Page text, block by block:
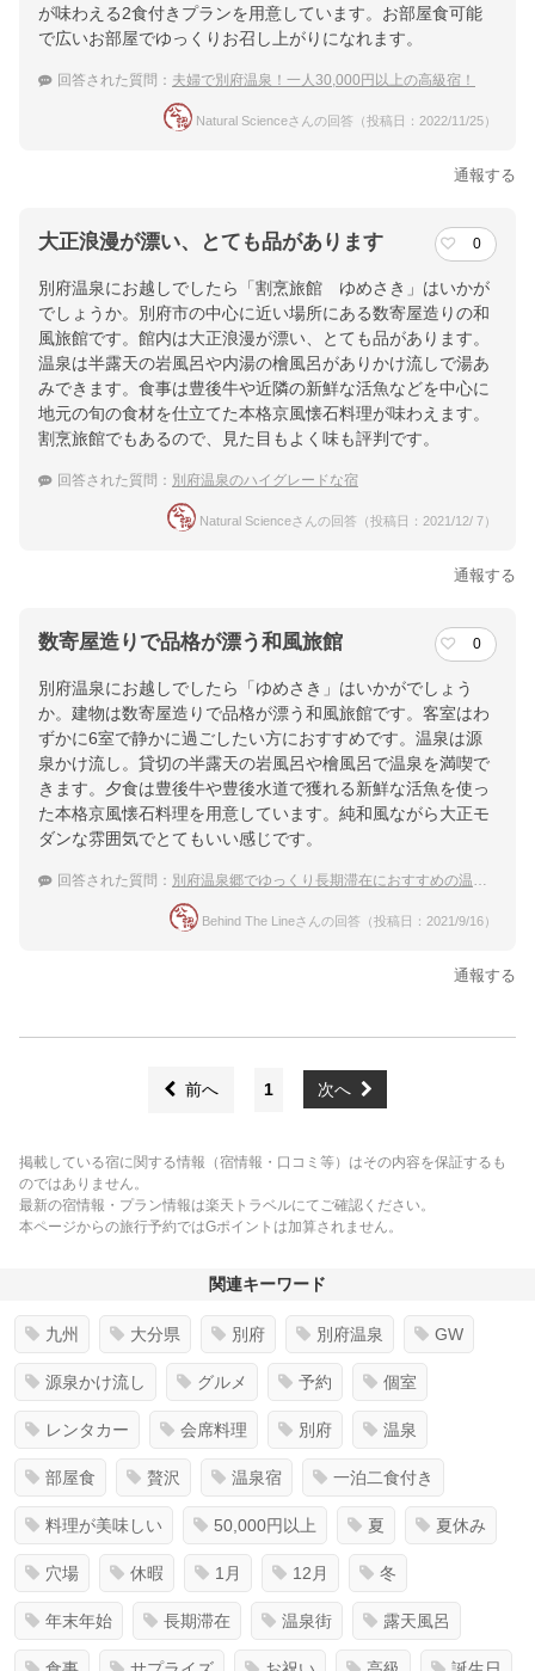
が味わえる2食付きプランを用意しています。お部屋食可能
で広いお部屋でゆっくりお召し上がりになれます。
回答された質問： 夫婦で別府温泉！一人30,000円以上の高級宿！
Natural Scienceさんの回答（投稿日：2022/11/25）
通報する
大正浪漫が漂い、とても品があります 0
別府温泉にお越しでしたら「割烹旅館 ゆめさき」はいかが
でしょうか。別府市の中心に近い場所にある数寄屋造りの和
風旅館です。館内は大正浪漫が漂い、とても品があります。
温泉は半露天の岩風呂や内湯の檜風呂がありかけ流しで湯あ
みできます。食事は豊後牛や近隣の新鮮な活魚などを中心に
地元の旬の食材を仕立てた本格京風懐石料理が味わえます。
割烹旅館でもあるので、見た目もよく味も評判です。
回答された質問： 別府温泉のハイグレードな宿
Natural Scienceさんの回答（投稿日：2021/12/ 7）
通報する
数寄屋造りで品格が漂う和風旅館 0
別府温泉にお越しでしたら「ゆめさき」はいかがでしょう
か。建物は数寄屋造りで品格が漂う和風旅館です。客室はわ
ずかに6室で静かに過ごしたい方におすすめです。温泉は源
泉かけ流し。貸切の半露天の岩風呂や檜風呂で温泉を満喫で
きます。夕食は豊後牛や豊後水道で獲れる新鮮な活魚を使っ
た本格京風懐石料理を用意しています。純和風ながら大正モ
ダンな雰囲気でとてもいい感じです。
回答された質問： 別府温泉郷でゆっくり長期滞在におすすめの温泉宿
Behind The Lineさんの回答（投稿日：2021/9/16）
通報する
前へ 1 次へ
掲載している宿に関する情報（宿情報・口コミ等）はその内容を保証するも
のではありません。
最新の宿情報・プラン情報は楽天トラベルにてご確認ください。
本ページからの旅行予約ではGポイントは加算されません。
関連キーワード
九州 大分県 別府 別府温泉 GW
源泉かけ流し グルメ 予約 個室
レンタカー 会席料理 別府 温泉
部屋食 贅沢 温泉宿 一泊二食付き
料理が美味しい 50,000円以上 夏 夏休み
穴場 休暇 1月 12月 冬
年末年始 長期滞在 温泉街 露天風呂